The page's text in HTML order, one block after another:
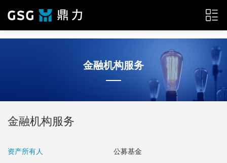
金融机构服务
金融机构服务
资产所有人 公募基金